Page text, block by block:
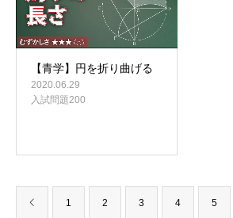
【青学】円を折り曲げる
2020.06.29
入試問題200
1 2 3 4 5